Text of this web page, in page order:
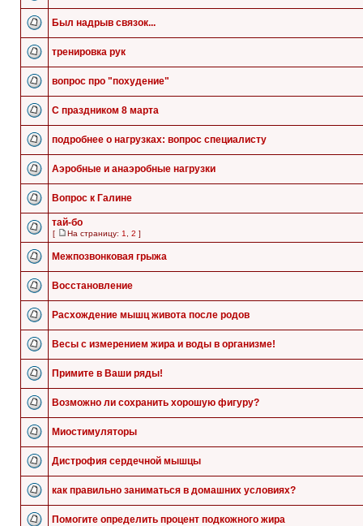
Был надрыв связок...
тренировка рук
вопрос про "похудение"
С праздником 8 марта
подробнее о нагрузках: вопрос специалисту
Аэробные и анаэробные нагрузки
Вопрос к Галине
тай-бо
[ На страницу: 1 2 ]
Межпозвонковая грыжа
Восстановление
Расхождение мышц живота после родов
Весы с измерением жира и воды в организме!
Примите в Ваши ряды!
Возможно ли сохранить хорошую фигуру?
Миостимуляторы
Дистрофия сердечной мышцы
как правильно заниматься в домашних условиях?
Помогите определить процент подкожного жира